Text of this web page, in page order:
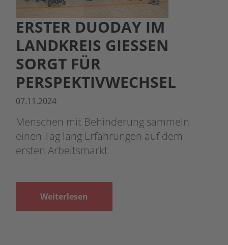
ERSTER DUODAY IM
LANDKREIS GIESSEN S
ORGT FÜR P
ERSPEKTIVWECHSEL
07.11.2024
Menschen mit Behinderung sammeln
einen Tag lang Erfahrungen auf dem
ersten Arbeitsmarkt
Weiterlesen